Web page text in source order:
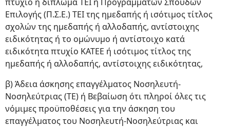
Επιλογής (Π.Σ.Ε.) ΤΕΙ της ημεδαπής ή ισότιμος τίτλος
σχολών της ημεδαπής ή αλλοδαπής, αντίστοιχης
ειδικότητας ή το ομώνυμο ή αντίστοιχο κατά
ειδικότητα πτυχίο ΚΑΤΕΕ ή ισότιμος τίτλος της
ημεδαπής ή αλλοδαπής, αντίστοιχης ειδικότητας,
β) Άδεια άσκησης επαγγέλματος Νοσηλευτή-
Νοσηλεύτριας (ΤΕ) ή Βεβαίωση ότι πληροί όλες τις
νόμιμες προϋποθέσεις για την άσκηση του
επαγγέλματος του Νοσηλευτή-Νοσηλεύτριας και